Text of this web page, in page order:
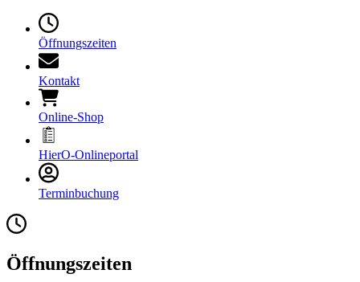
Öffnungszeiten
Kontakt
Online-Shop
HierO-Onlineportal
Terminbuchung
Öffnungszeiten